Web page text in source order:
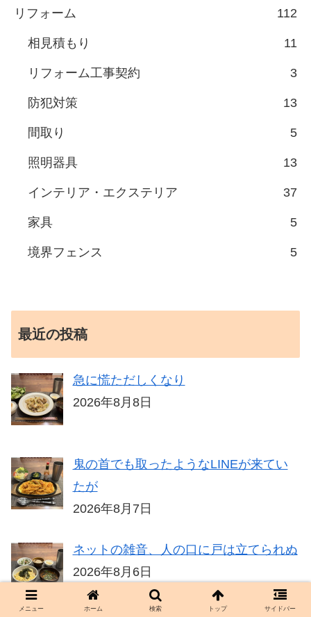
リフォーム 112
相見積もり 11
リフォーム工事契約 3
防犯対策 13
間取り 5
照明器具 13
インテリア・エクステリア 37
家具 5
境界フェンス 5
最近の投稿
急に慌ただしくなり
2026年8月8日
鬼の首でも取ったようなLINEが来てい
たが
2026年8月7日
ネットの雑音、人の口に戸は立てられぬ
2026年8月6日
メニュー ホーム 検索 トップ サイドバー